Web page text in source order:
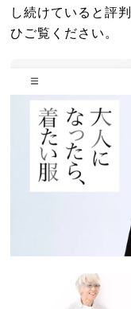
し続けていると評
ひご覧ください。